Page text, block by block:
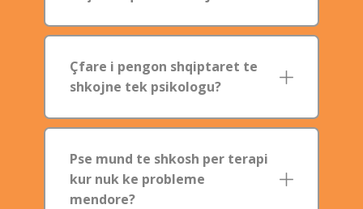
Çfare i pengon shqiptaret te
shkojne tek psikologu?
Pse mund te shkosh per terapi
kur nuk ke probleme
mendore?